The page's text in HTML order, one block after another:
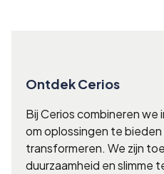
Ontdek Cerios
Bij Cerios combineren
om oplossingen te
transformeren. We zijn
duurzaamheid en slimme